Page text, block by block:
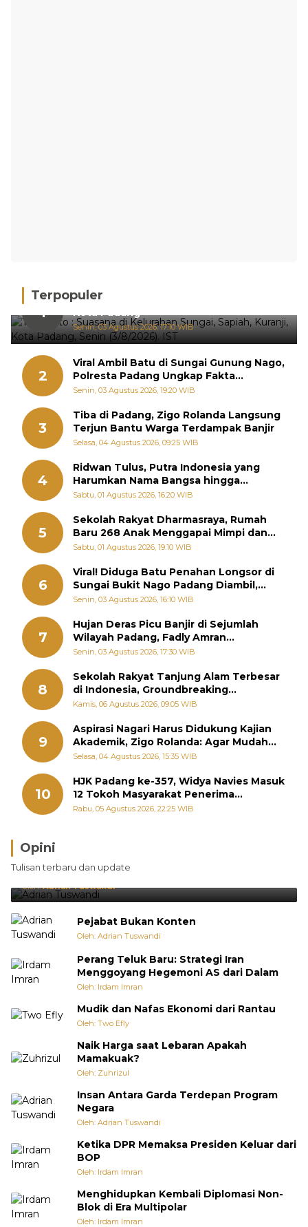
Terpopuler
1
Hujan Deras, 15 Titik Banjir Terdeteksi di
Kota Padang
Senin, 03 Agustus 2026, 17:10 WIB
2
Viral Ambil Batu di Sungai Gunung Nago,
Polresta Padang Ungkap Fakta
Sebenarnya
Senin, 03 Agustus 2026, 19:20 WIB
3
Tiba di Padang, Zigo Rolanda Langsung
Terjun Bantu Warga Terdampak Banjir
Selasa, 04 Agustus 2026, 09:25 WIB
4
Ridwan Tulus, Putra Indonesia yang
Harumkan Nama Bangsa hingga
Diabadikan dalam Buku Jepang
Sabtu, 01 Agustus 2026, 16:20 WIB
5
Sekolah Rakyat Dharmasraya, Rumah
Baru 268 Anak Menggapai Mimpi dan
Memutus Rantai Kemiskinan
Sabtu, 01 Agustus 2026, 19:10 WIB
6
Viral! Diduga Batu Penahan Longsor di
Sungai Bukit Nago Padang Diambil,
Warga Khawatir Bencana Terulang
Senin, 03 Agustus 2026, 16:10 WIB
7
Hujan Deras Picu Banjir di Sejumlah
Wilayah Padang, Fadly Amran
Perintahkan OPD Siaga
Senin, 03 Agustus 2026, 17:30 WIB
8
Sekolah Rakyat Tanjung Alam Terbesar
di Indonesia, Groundbreaking
September
Kamis, 06 Agustus 2026, 09:05 WIB
9
Aspirasi Nagari Harus Didukung Kajian
Akademik, Zigo Rolanda: Agar Mudah
Diperjuangkan di Kementerian
Selasa, 04 Agustus 2026, 15:35 WIB
10
HJK Padang ke-357, Widya Navies Masuk
12 Tokoh Masyarakat Penerima
Penghargaan Pemko Padang
Rabu, 05 Agustus 2026, 22:25 WIB
Opini
Tulisan terbaru dan update
Brasil Lebih Diunggulkan, tetapi Jepang Selalu
Punya Cara Membuat Kejutan
Oleh:Adrian Tuswandi
Pejabat Bukan Konten
Oleh: Adrian Tuswandi
Perang Teluk Baru: Strategi Iran
Menggoyang Hegemoni AS dari Dalam
Oleh: Irdam Imran
Mudik dan Nafas Ekonomi dari Rantau
Oleh: Two Efly
Naik Harga saat Lebaran Apakah
Mamakuak?
Oleh: Zuhrizul
Insan Antara Garda Terdepan Program
Negara
Oleh: Adrian Tuswandi
Ketika DPR Memaksa Presiden Keluar dari
BOP
Oleh: Irdam Imran
Menghidupkan Kembali Diplomasi Non-
Blok di Era Multipolar
Oleh: Irdam Imran